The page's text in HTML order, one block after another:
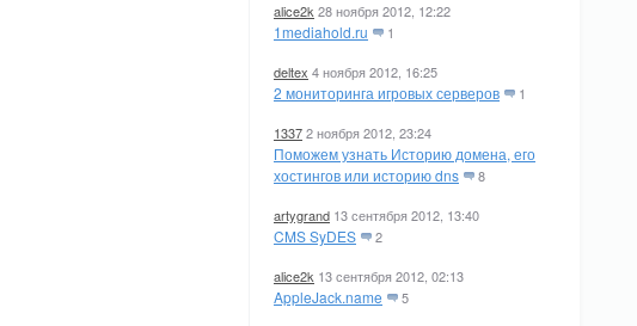
alice2k 28 ноября 2012, 12:22
1mediahold.ru 1
deltex 4 ноября 2012, 16:25
2 мониторинга игровых серверов 1
13372 ноября 2012, 23:24
Поможем узнать Историю домена, его
хостингов или историю dns
8
artygrand 13 сентября 2012, 13:40
CMS SyDES 2
alice2k 13 сентября 2012, 02:13
AppleJack.name 5